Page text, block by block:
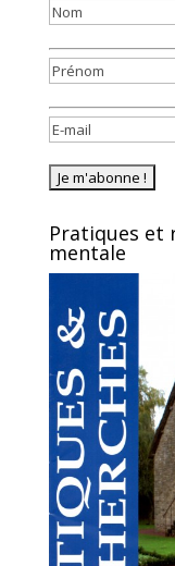
Pratiques et
mentale